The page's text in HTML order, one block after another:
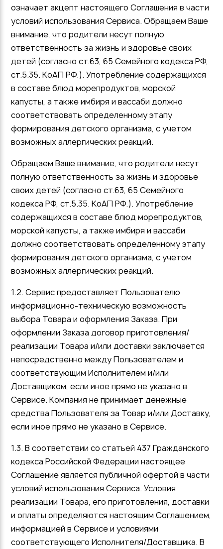
означает акцепт настоящего Соглашения в части
условий использования Сервиса. Обращаем Ваше
внимание, что родители несут полную
ответственность за жизнь и здоровье своих
детей (согласно ст.63, 65 Семейного кодекса РФ,
ст.5.35. КоАП РФ.). Употребление содержащихся
в составе блюд морепродуктов, морской
капусты, а также имбиря и вассаби должно
соответствовать определенному этапу
формирования детского организма, с учетом
возможных аллергических реакций.
Обращаем Ваше внимание, что родители несут
полную ответственность за жизнь и здоровье
своих детей (согласно ст.63, 65 Семейного
кодекса РФ, ст.5.35. КоАП РФ.). Употребление
содержащихся в составе блюд морепродуктов,
морской капусты, а также имбиря и вассаби
должно соответствовать определенному этапу
формирования детского организма, с учетом
возможных аллергических реакций.
1.2. Сервис предоставляет Пользователю
информационно-техническую возможность
выбора Товара и оформления Заказа. При
оформлении Заказа договор приготовления/
реализации Товара и/или доставки заключается
непосредственно между Пользователем и
соответствующим Исполнителем и/или
Доставщиком, если иное прямо не указано в
Сервисе. Компания не принимает денежные
средства Пользователя за Товар и/или Доставку,
если иное прямо не указано в Сервисе.
1.3. В соответствии со статьей 437 Гражданского
кодекса Российской Федерации настоящее
Соглашение является публичной офертой в части
условий использования Сервиса. Условия
реализации Товара, его приготовления, доставки
и оплаты определяются настоящим Соглашением,
информацией в Сервисе и условиями
соответствующего Исполнителя/Доставщика. В